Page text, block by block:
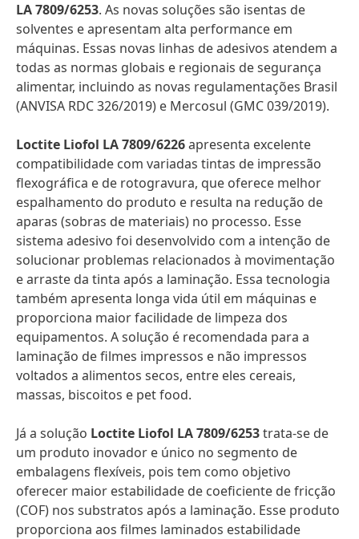
LA 7809/6253. As novas soluções são isentas de
solventes e apresentam alta performance em
máquinas. Essas novas linhas de adesivos atendem a
todas as normas globais e regionais de segurança
alimentar, incluindo as novas regulamentações Brasil
(ANVISA RDC 326/2019) e Mercosul (GMC 039/2019).
Loctite Liofol LA 7809/6226apresenta excelente
compatibilidade com variadas tintas de impressão
flexográfica e de rotogravura, que oferece melhor
espalhamento do produto e resulta na redução de
aparas (sobras de materiais) no processo. Esse
sistema adesivo foi desenvolvido com a intenção de
solucionar problemas relacionados à movimentação
e arraste da tinta após a laminação. Essa tecnologia
também apresenta longa vida útil em máquinas e
proporciona maior facilidade de limpeza dos
equipamentos. A solução é recomendada para a
laminação de filmes impressos e não impressos
voltados a alimentos secos, entre eles cereais,
massas, biscoitos e pet food.
Já a solução Loctite Liofol LA 7809/6253trata-se de
um produto inovador e único no segmento de
embalagens flexíveis, pois tem como objetivo
oferecer maior estabilidade de coeficiente de fricção
(COF) nos substratos após a laminação. Esse produto
proporciona aos filmes laminados estabilidade